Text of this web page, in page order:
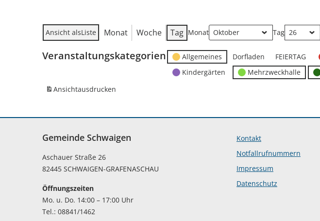
Ansicht alsListe Monat Woche Tag Monat Tag
Veranstaltungskategorien Allgemeines Dorfladen FEIERTAG
Kindergärten
Mehrzweckhalle
Ansichtausdrucken
Gemeinde Schwaigen
Aschauer Straße 26
82445 SCHWAIGEN-GRAFENASCHAU
Öffnungszeiten
Mo. u. Do. 14:00 – 17:00 Uhr
Tel.: 08841/1462
Kontakt
Notfallrufnummern
Impressum
Datenschutz